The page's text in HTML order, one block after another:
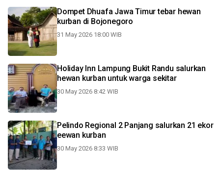
Dompet Dhuafa Jawa Timur tebar hewan
kurban di Bojonegoro
31 May 2026 18:00 WIB
Holiday Inn Lampung Bukit Randu salurkan
hewan kurban untuk warga sekitar
30 May 2026 8:42 WIB
Pelindo Regional 2 Panjang salurkan 21 ekor
eewan kurban
30 May 2026 8:33 WIB